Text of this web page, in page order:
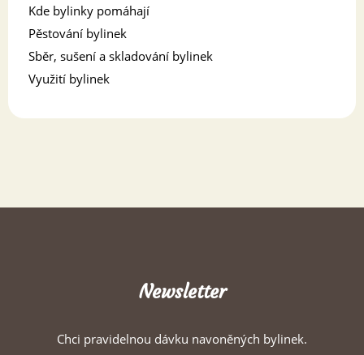
Kde bylinky pomáhají
Pěstování bylinek
Sběr, sušení a skladování bylinek
Využití bylinek
Newsletter
Chci pravidelnou dávku navoněných bylinek.